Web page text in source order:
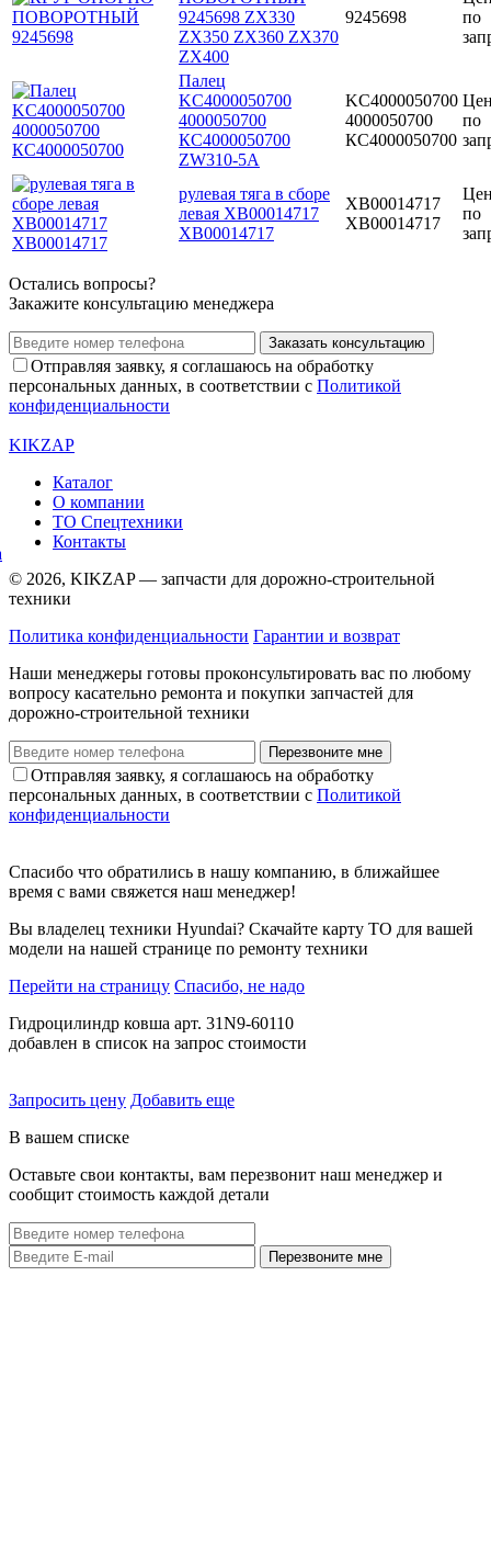
9245698 ZX330
ZX350 ZX360 ZX370
ZX400
9245698
по
Палец
KC4000050700
4000050700
КС4000050700
ZW310-5A
KC4000050700
4000050700
КС4000050700
по
рулевая тяга в сборе
левая XB00014717
ХВ00014717
XB00014717
ХВ00014717
по
Остались вопросы?
Закажите консультацию менеджера
Заказать консультацию
Отправляя заявку, я соглашаюсь на обработку
персональных данных, в соответствии с Политикой
конфиденциальности
KIKZAP
Каталог
О компании
ТО Спецтехники
Контакты
© 2026, KIKZAP — запчасти для дорожно-строительной
техники
Политика конфиденциальности Гарантии и возврат
Наши менеджеры готовы проконсультировать вас по любому
вопросу касательно ремонта и покупки запчастей для
дорожно-строительной техники
Перезвоните мне
Отправляя заявку, я соглашаюсь на обработку
персональных данных, в соответствии с Политикой
конфиденциальности
Спасибо что обратились в нашу компанию, в ближайшее
время с вами свяжется наш менеджер!
Вы владелец техники Hyundai? Скачайте карту ТО для вашей
модели на нашей странице по ремонту техники
Перейти на страницу Спасибо, не надо
Гидроцилиндр ковша арт. 31N9-60110
добавлен в список на запрос стоимости
Запросить цену Добавить еще
В вашем списке
Оставьте свои контакты, вам перезвонит наш менеджер и
сообщит стоимость каждой детали
Перезвоните мне